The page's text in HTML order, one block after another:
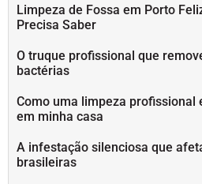
Limpeza de Fossa em Porto
Precisa Saber
O truque profissional que
bactérias
Como uma limpeza profissional
em minha casa
A infestação silenciosa que
brasileiras